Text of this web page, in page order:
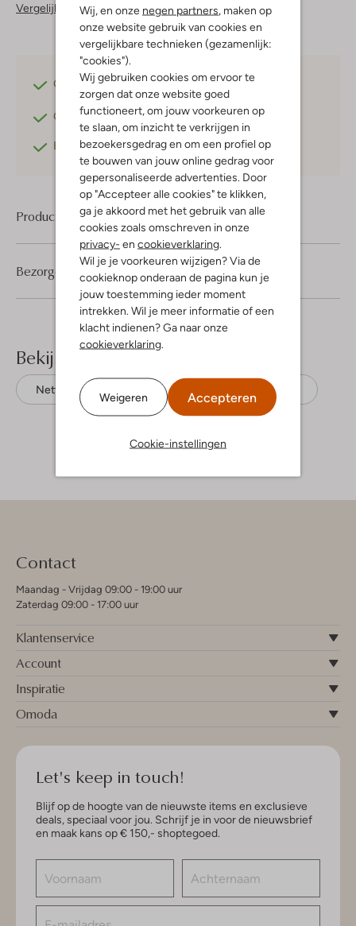
Wij, en onze negen partners, maken op
onze website gebruik van cookies en
vergelijkbare technieken (gezamenlijk:
"cookies").
Wij gebruiken cookies om ervoor te
zorgen dat onze website goed
functioneert, om jouw voorkeuren op
te slaan, om inzicht te verkrijgen in
bezoekersgedrag en om een profiel op
te bouwen van jouw online gedrag voor
gepersonaliseerde advertenties. Door
op "Accepteer alle cookies" te klikken,
ga je akkoord met het gebruik van alle
cookies zoals omschreven in onze
privacy- en cookieverklaring.
Wil je je voorkeuren wijzigen? Via de
cookieknop onderaan de pagina kun je
jouw toestemming ieder moment
intrekken. Wil je meer informatie of een
klacht indienen? Ga naar onze
cookieverklaring.
Weigeren Accepteren
Cookie-instellingen
Vergelijkbare items
Gratis verzendingvanaf €75,-
Gratis retournerenbinnen 30 dagen*
Betaal achterafmet Klarna
Product informatie
Bezorgen & retourneren
Bekijk meer
Nette schoenen Van Bommel Leer
Contact
Maandag - Vrijdag 09:00 - 19:00 uur
Zaterdag 09:00 - 17:00 uur
Klantenservice
Account
Inspiratie
Omoda
Let's keep in touch!
Blijf op de hoogte van de nieuwste items en exclusieve
deals, speciaal voor jou. Schrijf je in voor de nieuwsbrief
en maak kans op € 150,- shoptegoed.